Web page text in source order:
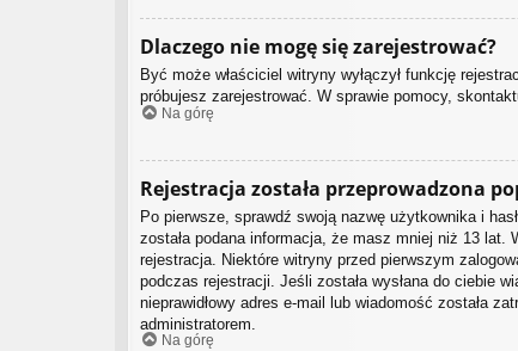
Dlaczego nie mogę się zarejestrować?
Być może właściciel witryny wyłączył funkcję
próbujesz zarejestrować. W sprawie pomocy,
Na górę
Rejestracja została przeprowadzona
Po pierwsze, sprawdź swoją nazwę użytkownika i
została podana informacja, że masz mniej niż 13 lat.
rejestracja. Niektóre witryny przed pierwszym
podczas rejestracji. Jeśli została wysłana do ciebie
nieprawidłowy adres e-mail lub wiadomość została
administratorem.
Na górę